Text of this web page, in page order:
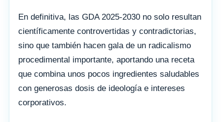
En definitiva, las GDA 2025-2030 no solo resultan
científicamente controvertidas y contradictorias,
sino que también hacen gala de un radicalismo
procedimental importante, aportando una receta
que combina unos pocos ingredientes saludables
con generosas dosis de ideología e intereses
corporativos.